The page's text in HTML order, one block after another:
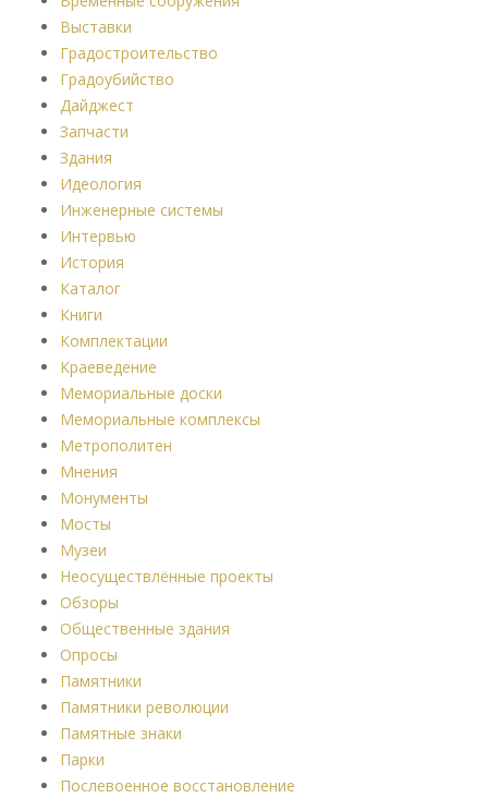
Выставки
Градостроительство
Градоубийство
Дайджест
Запчасти
Здания
Идеология
Инженерные системы
Интервью
История
Каталог
Книги
Комплектации
Краеведение
Мемориальные доски
Мемориальные комплексы
Метрополитен
Мнения
Монументы
Мосты
Музеи
Неосуществлённые проекты
Обзоры
Общественные здания
Опросы
Памятники
Памятники революции
Памятные знаки
Парки
Послевоенное восстановление